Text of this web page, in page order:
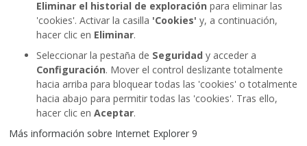
Eliminar el historial de exploración para eliminar las
'cookies'. Activar la casilla 'Cookies'y, a continuación,
hacer clic en Eliminar.
Seleccionar la pestaña de Seguridad y acceder a
Configuración. Mover el control deslizante totalmente
hacia arriba para bloquear todas las 'cookies' o totalmente
hacia abajo para permitir todas las 'cookies'. Tras ello,
hacer clic enAceptar.
Más información sobre Internet Explorer 9